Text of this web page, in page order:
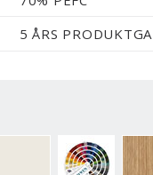
5 ÅRS
NÄSTAN